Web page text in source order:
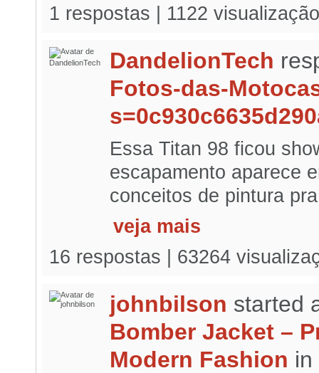
1 respostas | 1122
DandelionTech
Fotos-das-
Essa Titan 98 ficou
escapamento aparece
conceitos de pintura
veja mais
16 respostas | 63264
johnbilson started
Bomber Jacket –
Modern Fashion in